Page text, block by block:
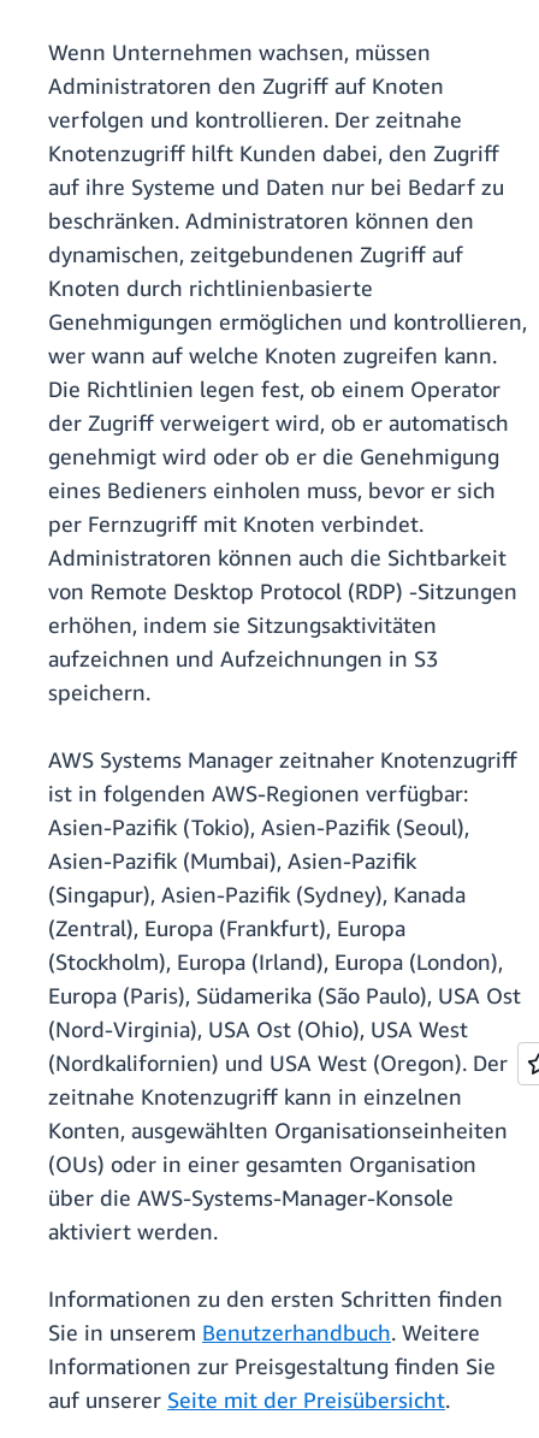
Wenn Unternehmen wachsen, müssen
Administratoren den Zugriff auf Knoten
verfolgen und kontrollieren. Der zeitnahe
Knotenzugriff hilft Kunden dabei, den Zugriff
auf ihre Systeme und Daten nur bei Bedarf zu
beschränken. Administratoren können den
dynamischen, zeitgebundenen Zugriff auf
Knoten durch richtlinienbasierte
Genehmigungen ermöglichen und kontrollieren,
wer wann auf welche Knoten zugreifen kann.
Die Richtlinien legen fest, ob einem Operator
der Zugriff verweigert wird, ob er automatisch
genehmigt wird oder ob er die Genehmigung
eines Bedieners einholen muss, bevor er sich
per Fernzugriff mit Knoten verbindet.
Administratoren können auch die Sichtbarkeit
von Remote Desktop Protocol (RDP) -Sitzungen
erhöhen, indem sie Sitzungsaktivitäten
aufzeichnen und Aufzeichnungen in S3
speichern.
AWS Systems Manager zeitnaher Knotenzugriff
ist in folgenden AWS-Regionen verfügbar:
Asien-Pazifik (Tokio), Asien-Pazifik (Seoul),
Asien-Pazifik (Mumbai), Asien-Pazifik
(Singapur), Asien-Pazifik (Sydney), Kanada
(Zentral), Europa (Frankfurt), Europa
(Stockholm), Europa (Irland), Europa (London),
Europa (Paris), Südamerika (São Paulo), USA Ost
(Nord-Virginia), USA Ost (Ohio), USA West
(Nordkalifornien) und USA West (Oregon). Der
zeitnahe Knotenzugriff kann in einzelnen
Konten, ausgewählten Organisationseinheiten
(OUs) oder in einer gesamten Organisation
über die AWS-Systems-Manager-Konsole
aktiviert werden.
Informationen zu den ersten Schritten finden
Sie in unserem Benutzerhandbuch. Weitere
Informationen zur Preisgestaltung finden Sie
auf unserer Seite mit der Preisübersicht.